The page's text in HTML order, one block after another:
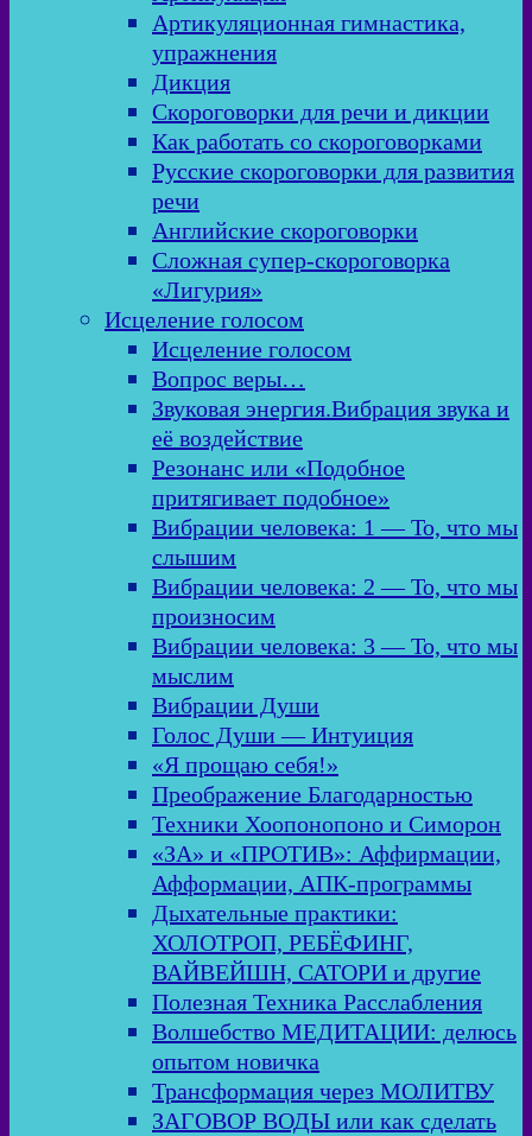
Артикуляционная гимнастика,
упражнения
Дикция
Скороговорки для речи и дикции
Как работать со скороговорками
Русские скороговорки для развития
речи
Английские скороговорки
Сложная супер-скороговорка
«Лигурия»
Исцеление голосом
Исцеление голосом
Вопрос веры…
Звуковая энергия.Вибрация звука и
её воздействие
Резонанс или «Подобное
притягивает подобное»
Вибрации человека: 1 — То, что мы
слышим
Вибрации человека: 2 — То, что мы
произносим
Вибрации человека: 3 — То, что мы
мыслим
Вибрации Души
Голос Души — Интуиция
«Я прощаю себя!»
Преображение Благодарностью
Техники Хоопонопоно и Симорон
«ЗА» и «ПРОТИВ»: Аффирмации,
Афформации, АПК-программы
Дыхательные практики:
ХОЛОТРОП, РЕБЁФИНГ,
ВАЙВЕЙШН, САТОРИ и другие
Полезная Техника Расслабления
Волшебство МЕДИТАЦИИ: делюсь
опытом новичка
Трансформация через МОЛИТВУ
ЗАГОВОР ВОДЫ или как сделать